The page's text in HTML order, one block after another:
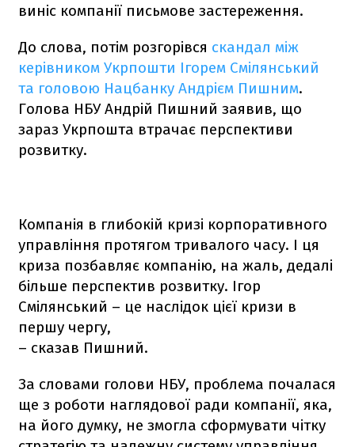
виніс компанії письмове застереження.
До слова, потім розгорівся скандал між
керівником Укрпошти Ігорем Смілянський
та головою Нацбанку Андрієм Пишним.
Голова НБУ Андрій Пишний заявив, що
зараз Укрпошта втрачає перспективи
розвитку.
Компанія в глибокій кризі корпоративного
управління протягом тривалого часу. І ця
криза позбавляє компанію, на жаль, дедалі
більше перспектив розвитку. Ігор
Смілянський – це наслідок цієї кризи в
першу чергу,
– сказав Пишний.
За словами голови НБУ, проблема почалася
ще з роботи наглядової ради компанії, яка,
на його думку, не змогла сформувати чітку